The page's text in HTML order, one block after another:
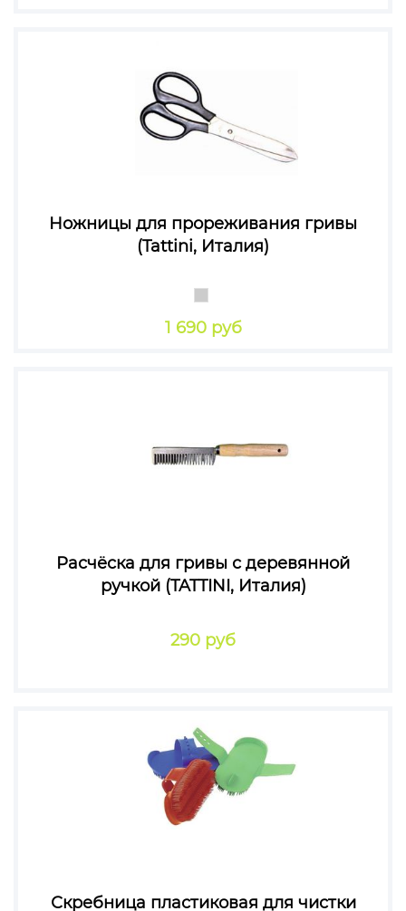
Ножницы для прореживания гривы
(Tattini, Италия)
1 690 руб
Расчёска для гривы с деревянной
ручкой (TATTINI, Италия)
290 руб
Скребница пластиковая для чистки